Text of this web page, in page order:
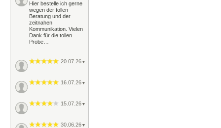
Hier bestelle ich gerne
wegen der tollen
Beratung und der
zeitnahen
Kommunikation. Vielen
Dank für die tollen
Probe…
20.07.26 ▼
16.07.26 ▼
15.07.26 ▼
30.06.26 ▼